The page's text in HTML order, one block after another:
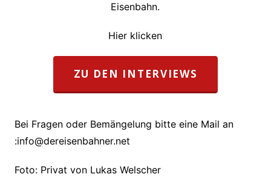
Eisenbahn.
Hier klicken
ZU DEN INTERVIEWS
Bei Fragen oder Bemängelung bitte eine Mail an
:info@dereisenbahner.net
Foto: Privat von Lukas Welscher